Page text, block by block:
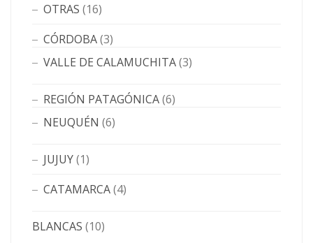
OTRAS (16)
CÓRDOBA(3)
VALLE DE CALAMUCHITA(3)
REGIÓN PATAGÓNICA(6)
NEUQUÉN (6)
JUJUY(1)
CATAMARCA(4)
BLANCAS (10)